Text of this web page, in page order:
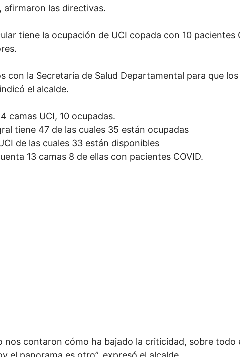
afirmaron las directivas.
tiene la ocupación de UCI copada con 10
con la Secretaría de Salud Departamental para que
el alcalde.
camas UCI, 10 ocupadas.
tiene 47 de las cuales 35 están ocupadas
de las cuales 33 están disponibles
13 camas 8 de ellas con pacientes COVID.
nos contaron cómo ha bajado la criticidad, sobre